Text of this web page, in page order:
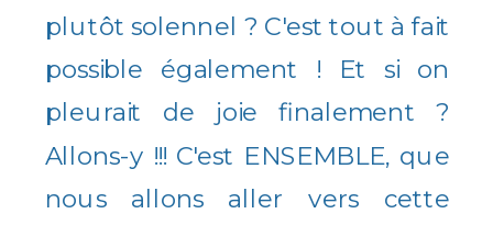
plutôt solennel ? C'est tout à fait
possible également ! Et si on
pleurait de joie finalement ?
Allons-y !!! C'est ENSEMBLE, que
nous allons aller vers cette